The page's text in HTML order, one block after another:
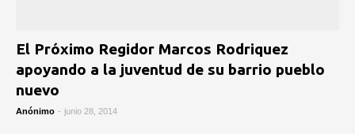
El Próximo Regidor Marcos Rodriquez
apoyando a la juventud de su barrio pueblo
nuevo
Anónimo - junio 28, 2014